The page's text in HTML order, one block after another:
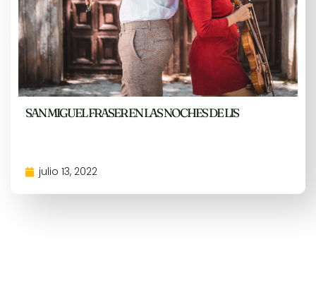
SAN MIGUEL FRASER EN LAS NOCHES DE LIS
julio 13, 2022